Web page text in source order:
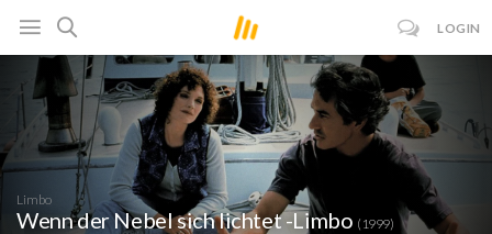
LOGIN
Limbo
Wenn der Nebel sich lichtet -Limbo (1999)